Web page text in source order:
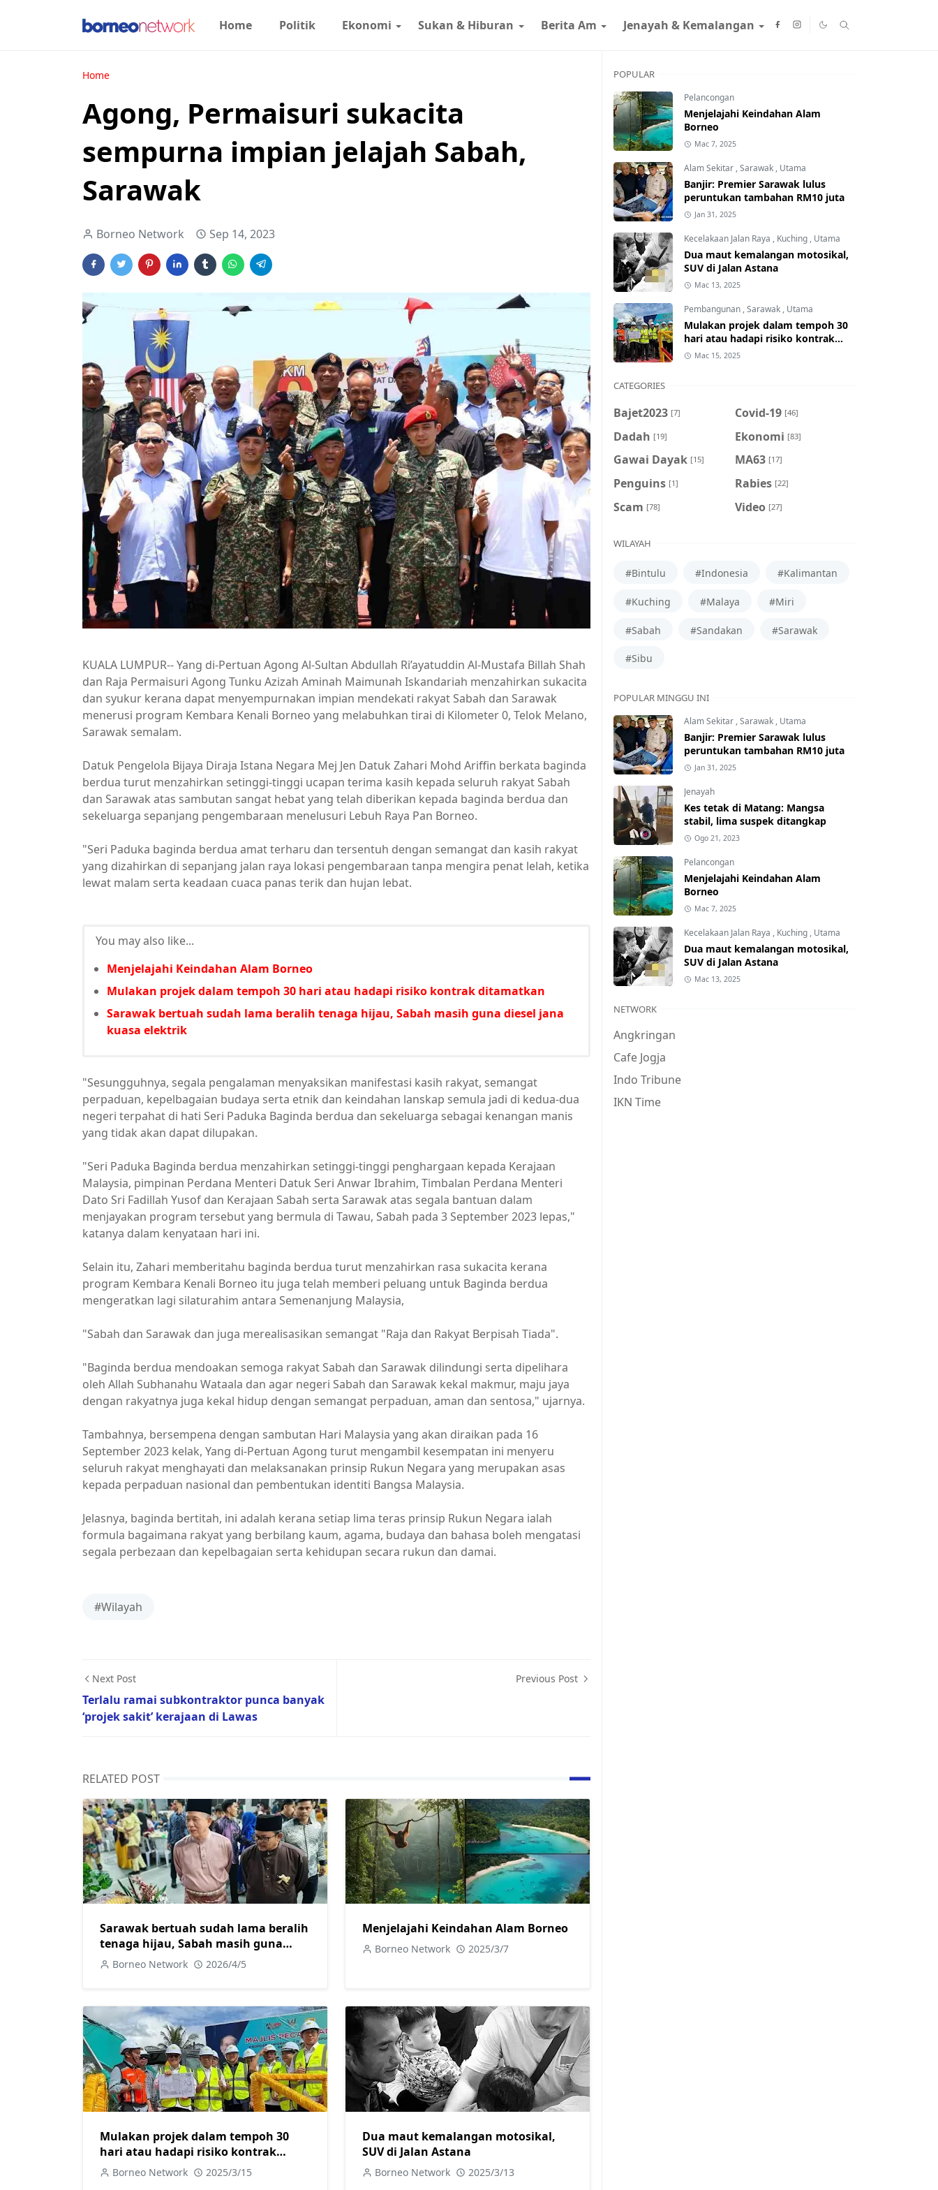
Home Politik Ekonomi Sukan & Hiburan Berita Am Jenayah & Kemalangan
Home
Agong, Permaisuri sukacita
sempurna impian jelajah Sabah,
Sarawak
Borneo Network Sep 14, 2023
KUALA LUMPUR-- Yang di-Pertuan Agong Al-Sultan Abdullah Ri’ayatuddin Al-Mustafa Billah Shah
dan Raja Permaisuri Agong Tunku Azizah Aminah Maimunah Iskandariah menzahirkan sukacita
dan syukur kerana dapat menyempurnakan impian mendekati rakyat Sabah dan Sarawak
menerusi program Kembara Kenali Borneo yang melabuhkan tirai di Kilometer 0, Telok Melano,
Sarawak semalam.
Datuk Pengelola Bijaya Diraja Istana Negara Mej Jen Datuk Zahari Mohd Ariffin berkata baginda
berdua turut menzahirkan setinggi-tinggi ucapan terima kasih kepada seluruh rakyat Sabah
dan Sarawak atas sambutan sangat hebat yang telah diberikan kepada baginda berdua dan
sekeluarga sepanjang pengembaraan menelusuri Lebuh Raya Pan Borneo.
"Seri Paduka baginda berdua amat terharu dan tersentuh dengan semangat dan kasih rakyat
yang dizahirkan di sepanjang jalan raya lokasi pengembaraan tanpa mengira penat lelah, ketika
lewat malam serta keadaan cuaca panas terik dan hujan lebat.
You may also like...
Menjelajahi Keindahan Alam Borneo
Mulakan projek dalam tempoh 30 hari atau hadapi risiko kontrak ditamatkan
Sarawak bertuah sudah lama beralih tenaga hijau, Sabah masih guna diesel jana
kuasa elektrik
"Sesungguhnya, segala pengalaman menyaksikan manifestasi kasih rakyat, semangat
perpaduan, kepelbagaian budaya serta etnik dan keindahan lanskap semula jadi di kedua-dua
negeri terpahat di hati Seri Paduka Baginda berdua dan sekeluarga sebagai kenangan manis
yang tidak akan dapat dilupakan.
"Seri Paduka Baginda berdua menzahirkan setinggi-tinggi penghargaan kepada Kerajaan
Malaysia, pimpinan Perdana Menteri Datuk Seri Anwar Ibrahim, Timbalan Perdana Menteri
Dato Sri Fadillah Yusof dan Kerajaan Sabah serta Sarawak atas segala bantuan dalam
menjayakan program tersebut yang bermula di Tawau, Sabah pada 3 September 2023 lepas,"
katanya dalam kenyataan hari ini.
Selain itu, Zahari memberitahu baginda berdua turut menzahirkan rasa sukacita kerana
program Kembara Kenali Borneo itu juga telah memberi peluang untuk Baginda berdua
mengeratkan lagi silaturahim antara Semenanjung Malaysia,
"Sabah dan Sarawak dan juga merealisasikan semangat "Raja dan Rakyat Berpisah Tiada".
"Baginda berdua mendoakan semoga rakyat Sabah dan Sarawak dilindungi serta dipelihara
oleh Allah Subhanahu Wataala dan agar negeri Sabah dan Sarawak kekal makmur, maju jaya
dengan rakyatnya juga kekal hidup dengan semangat perpaduan, aman dan sentosa," ujarnya.
Tambahnya, bersempena dengan sambutan Hari Malaysia yang akan diraikan pada 16
September 2023 kelak, Yang di-Pertuan Agong turut mengambil kesempatan ini menyeru
seluruh rakyat menghayati dan melaksanakan prinsip Rukun Negara yang merupakan asas
kepada perpaduan nasional dan pembentukan identiti Bangsa Malaysia.
Jelasnya, baginda bertitah, ini adalah kerana setiap lima teras prinsip Rukun Negara ialah
formula bagaimana rakyat yang berbilang kaum, agama, budaya dan bahasa boleh mengatasi
segala perbezaan dan kepelbagaian serta kehidupan secara rukun dan damai.
#Wilayah
Next Post
Terlalu ramai subkontraktor punca banyak
‘projek sakit’ kerajaan di Lawas
Previous Post
RELATED POST
Sarawak bertuah sudah lama beralih
tenaga hijau, Sabah masih guna
diesel jana kuasa elektrik
Borneo Network 2026/4/5
Menjelajahi Keindahan Alam Borneo
Borneo Network 2025/3/7
Mulakan projek dalam tempoh 30
hari atau hadapi risiko kontrak
ditamatkan
Borneo Network 2025/3/15
Dua maut kemalangan motosikal,
SUV di Jalan Astana
Borneo Network 2025/3/13
POPULAR
Pelancongan
Menjelajahi Keindahan Alam
Borneo
Mac 7, 2025
Alam Sekitar ,Sarawak , Utama
Banjir: Premier Sarawak lulus
peruntukan tambahan RM10 juta
Jan 31, 2025
Kecelakaan Jalan Raya , Kuching , Utama
Dua maut kemalangan motosikal,
SUV di Jalan Astana
Mac 13, 2025
Pembangunan ,Sarawak , Utama
Mulakan projek dalam tempoh 30
hari atau hadapi risiko kontrak
ditamatkan
Mac 15, 2025
CATEGORIES
Bajet2023 [7] Covid-19 [46]
Dadah [19] Ekonomi [83]
Gawai Dayak [15] MA63 [17]
Penguins [1] Rabies [22]
Scam [78] Video [27]
WILAYAH
#Bintulu #Indonesia #Kalimantan
#Kuching #Malaya #Miri
#Sabah #Sandakan #Sarawak
#Sibu
POPULAR MINGGU INI
Alam Sekitar ,Sarawak , Utama
Banjir: Premier Sarawak lulus
peruntukan tambahan RM10 juta
Jan 31, 2025
Jenayah
Kes tetak di Matang: Mangsa
stabil, lima suspek ditangkap
Ogo 21, 2023
Pelancongan
Menjelajahi Keindahan Alam
Borneo
Mac 7, 2025
Kecelakaan Jalan Raya , Kuching , Utama
Dua maut kemalangan motosikal,
SUV di Jalan Astana
Mac 13, 2025
NETWORK
Angkringan
Cafe Jogja
Indo Tribune
IKN Time